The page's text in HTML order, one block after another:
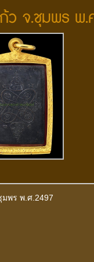
จ.ชุมพร พ.
พร พ.ศ.2497